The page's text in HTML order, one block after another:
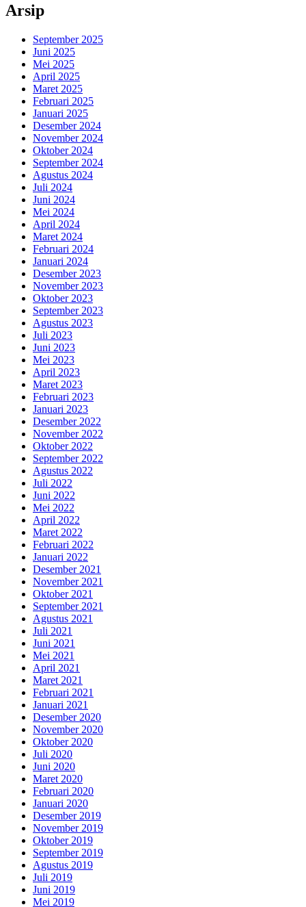
Arsip
September 2025
Juni 2025
Mei 2025
April 2025
Maret 2025
Februari 2025
Januari 2025
Desember 2024
November 2024
Oktober 2024
September 2024
Agustus 2024
Juli 2024
Juni 2024
Mei 2024
April 2024
Maret 2024
Februari 2024
Januari 2024
Desember 2023
November 2023
Oktober 2023
September 2023
Agustus 2023
Juli 2023
Juni 2023
Mei 2023
April 2023
Maret 2023
Februari 2023
Januari 2023
Desember 2022
November 2022
Oktober 2022
September 2022
Agustus 2022
Juli 2022
Juni 2022
Mei 2022
April 2022
Maret 2022
Februari 2022
Januari 2022
Desember 2021
November 2021
Oktober 2021
September 2021
Agustus 2021
Juli 2021
Juni 2021
Mei 2021
April 2021
Maret 2021
Februari 2021
Januari 2021
Desember 2020
November 2020
Oktober 2020
Juli 2020
Juni 2020
Maret 2020
Februari 2020
Januari 2020
Desember 2019
November 2019
Oktober 2019
September 2019
Agustus 2019
Juli 2019
Juni 2019
Mei 2019